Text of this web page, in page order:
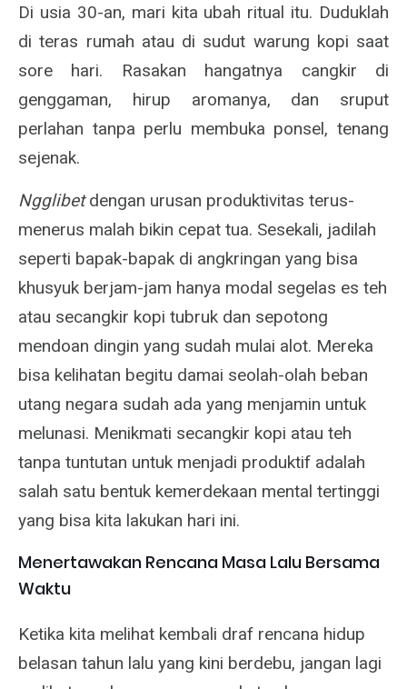
Di usia 30-an, mari kita ubah ritual itu. Duduklah
di teras rumah atau di sudut warung kopi saat
sore hari. Rasakan hangatnya cangkir di
genggaman, hirup aromanya, dan sruput
perlahan tanpa perlu membuka ponsel, tenang
sejenak.
Ngglibetdengan urusan produktivitas terus-
menerus malah bikin cepat tua. Sesekali, jadilah
seperti bapak-bapak di angkringan yang bisa
khusyuk berjam-jam hanya modal segelas es teh
atau secangkir kopi tubruk dan sepotong
mendoan dingin yang sudah mulai alot. Mereka
bisa kelihatan begitu damai seolah-olah beban
utang negara sudah ada yang menjamin untuk
melunasi. Menikmati secangkir kopi atau teh
tanpa tuntutan untuk menjadi produktif adalah
salah satu bentuk kemerdekaan mental tertinggi
yang bisa kita lakukan hari ini.
Menertawakan Rencana Masa Lalu Bersama
Waktu
Ketika kita melihat kembali draf rencana hidup
belasan tahun lalu yang kini berdebu, jangan lagi